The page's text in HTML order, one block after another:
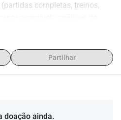
completas, treinos,
/ SkillCorner) para clubes,
ou de soluções
de análise de vídeo e dados
ou uma forte
estão excluídos
Partilhar
doação ainda.